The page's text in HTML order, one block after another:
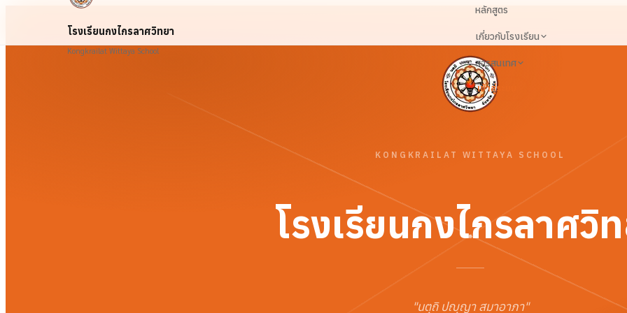
โรงเรียนกงไกรลาศวิทยา
Kongkrailat Wittaya School
หลักสูตร
เกี่ยวกับโรงเรียน
สารสนเทศ
เข้าสู่ระบบ
KONGKRAILAT WITTAYA SCHOOL
โรงเรียนกงไกรลาศวิ
"นตฺถิ ปญฺญา สมาอาภา"